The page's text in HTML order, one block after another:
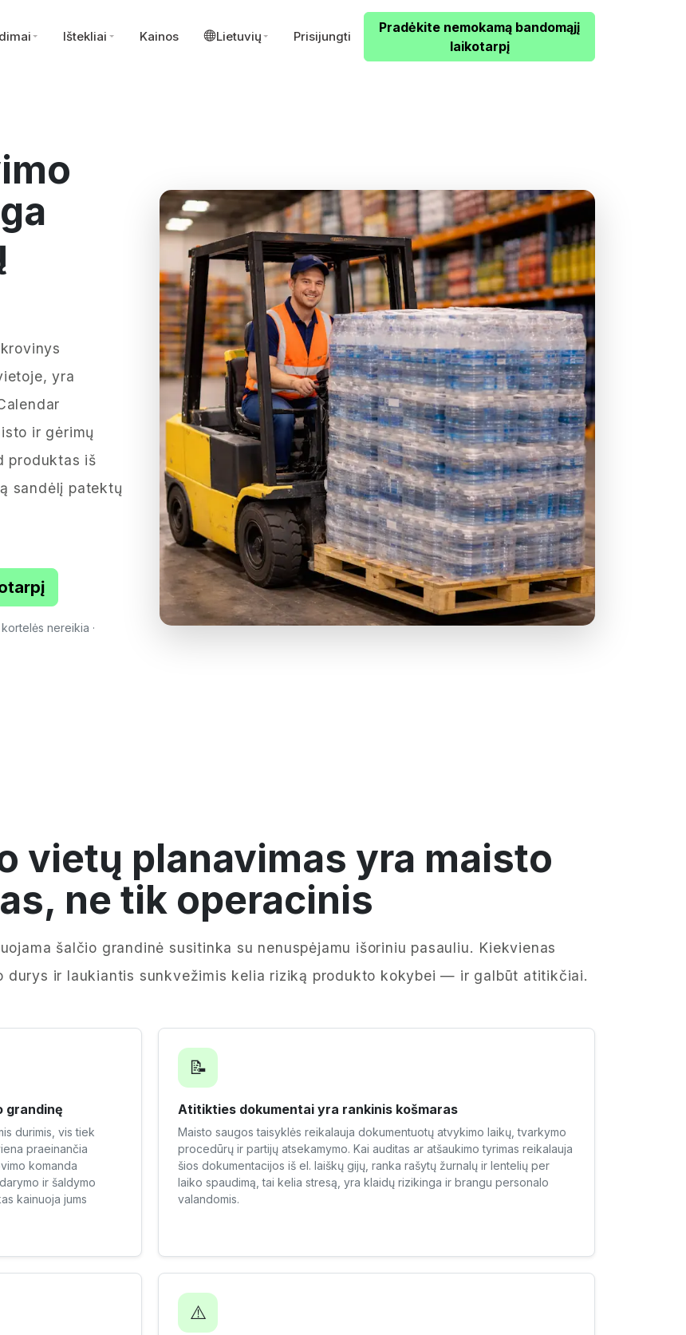
Ištekliai Kainos Lietuvių Prisijungti
Pradėkite nemokamą bandomąjį
laikotarpį
yra
ir gėrimų
produktas iš
sandėlį patektų
nereikia ·
vietų planavimas yra maisto
ne tik operacinis
šalčio grandinė susitinka su nenuspėjamu išoriniu pasauliu. Kiekvienas
durys ir laukiantis sunkvežimis kelia riziką produkto kokybei — ir galbūt atitikčiai.
grandinę
durimis, vis tiek
praeinančia
komanda
ir šaldymo
kainuoja jums
📝
Atitikties dokumentai yra rankinis košmaras
Maisto saugos taisyklės reikalauja dokumentuotų atvykimo laikų, tvarkymo
procedūrų ir partijų atsekamymo. Kai auditas ar atšaukimo tyrimas reikalauja
šios dokumentacijos iš el. laiškų gijų, ranka rašytų žurnalų ir lentelių per
laiko spaudimą, tai kelia stresą, yra klaidų rizikinga ir brangu personalo
valandomis.
⚠️